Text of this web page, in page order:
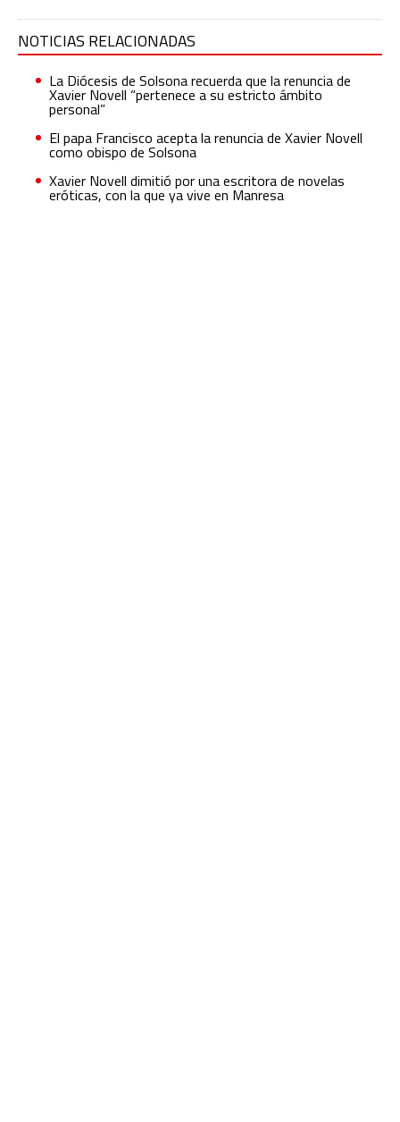
NOTICIAS RELACIONADAS
La Diócesis de Solsona recuerda que la renuncia de
Xavier Novell “pertenece a su estricto ámbito
personal”
El papa Francisco acepta la renuncia de Xavier Novell
como obispo de Solsona
Xavier Novell dimitió por una escritora de novelas
eróticas, con la que ya vive en Manresa